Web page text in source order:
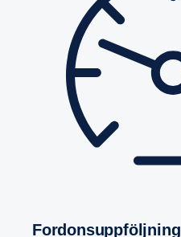
Fordonsupp­följ­ning